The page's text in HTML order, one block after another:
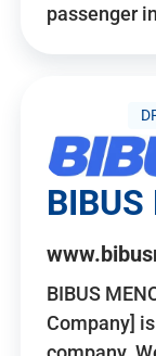
passenger
BIBUS
Company]